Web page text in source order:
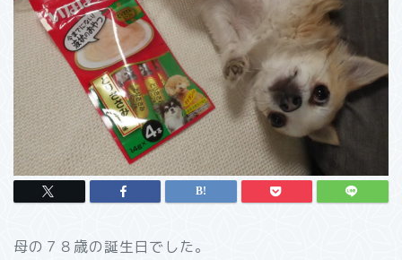
母の７８歳の誕生日でした。